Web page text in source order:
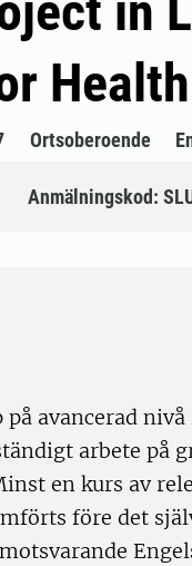
Ortsoberoende
Anmälningskod:
på avancerad
arbete på
en kurs av
före det